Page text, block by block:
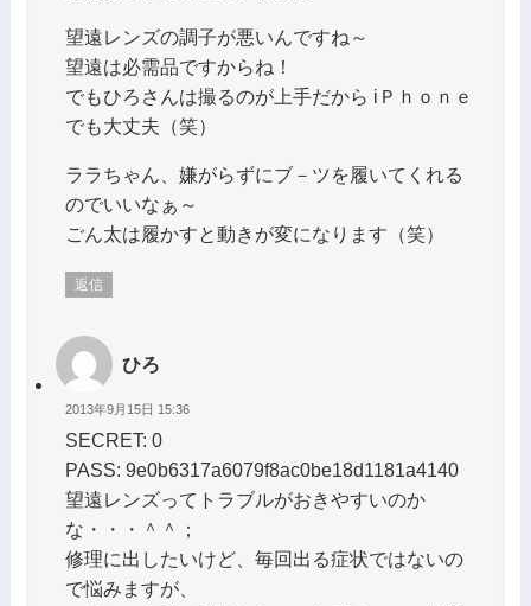
望遠レンズの調子が悪いんですね～
望遠は必需品ですからね！
でもひろさんは撮るのが上手だから iＰｈｏｎｅ
でも大丈夫（笑）
ララちゃん、嫌がらずにブ－ツを履いてくれる
のでいいなぁ～
ごん太は履かすと動きが変になります（笑）
返信
ひろ
2013年9月15日 15:36
SECRET: 0
PASS: 9e0b6317a6079f8ac0be18d1181a4140
望遠レンズってトラブルがおきやすいのか
な・・・＾＾；
修理に出したいけど、毎回出る症状ではないの
で悩みますが、